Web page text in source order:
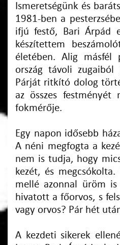
Ismeretségünk és
1981-ben a
ifjú festő, Bari Árpád
készítettem
életében. Alig másfél
ország távoli
Párját ritkító dolog
az összes
fokmérője.
Egy napon idősebb
A néni megfogta a
nem is tudja, hogy
kezét, és
mellé azonnal üröm
hivatott a főorvos, s
vagy orvos? Pár hét
A kezdeti sikerek